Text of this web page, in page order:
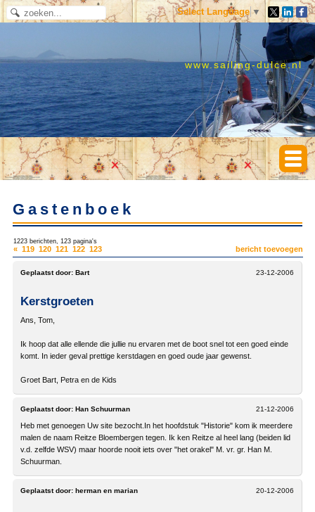
Select Language ▼
www.sailing-dulce.nl
Gastenboek
1223 berichten, 123 pagina's
bericht toevoegen
« 119 120 121 122 123
23-12-2006
Geplaatst door: Bart
Kerstgroeten
Ans, Tom,
Ik hoop dat alle ellende die jullie nu ervaren met de boot snel tot een goed einde
komt. In ieder geval prettige kerstdagen en goed oude jaar gewenst.
Groet Bart, Petra en de Kids
21-12-2006
Geplaatst door: Han Schuurman
Heb met genoegen Uw site bezocht.In het hoofdstuk "Historie" kom ik meerdere
malen de naam Reitze Bloembergen tegen. Ik ken Reitze al heel lang (beiden lid
v.d. zelfde WSV) maar hoorde nooit iets over "het orakel" M. vr. gr. Han M.
Schuurman.
20-12-2006
Geplaatst door: herman en marian